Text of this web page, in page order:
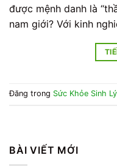
được mệnh danh là
nam giới? Với kinh
Đăng trong Sức Khỏe Sinh Lý
BÀI VIẾT MỚI